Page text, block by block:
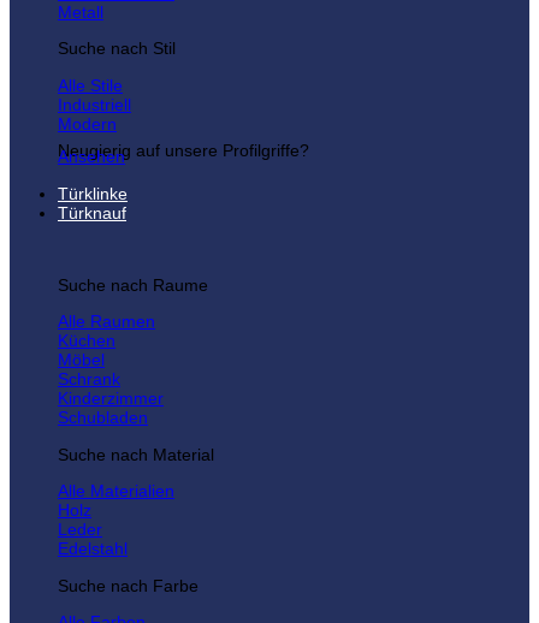
Metall
Suche nach Stil
Alle Stile
Industriell
Modern
Neugierig auf unsere Profilgriffe?
Ansehen
Türklinke
Türknauf
Suche nach Raume
Alle Raumen
Küchen
Möbel
Schrank
Kinderzimmer
Schubladen
Suche nach Material
Alle Materialien
Holz
Leder
Edelstahl
Suche nach Farbe